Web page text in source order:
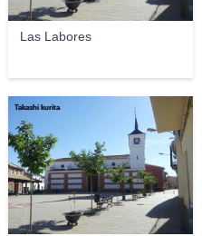
Las Labores
Takashi kurita